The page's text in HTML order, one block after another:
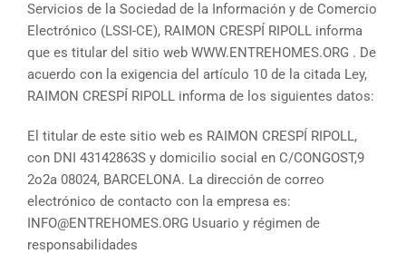
Servicios de la Sociedad de la Información y de Comercio
Electrónico (LSSI-CE), RAIMON CRESPÍ RIPOLL informa
que es titular del sitio web WWW.ENTREHOMES.ORG . De
acuerdo con la exigencia del artículo 10 de la citada Ley,
RAIMON CRESPÍ RIPOLL informa de los siguientes datos:
El titular de este sitio web es RAIMON CRESPÍ RIPOLL,
con DNI 43142863S y domicilio social en C/CONGOST,9
2o2a 08024, BARCELONA. La dirección de correo
electrónico de contacto con la empresa es:
INFO@ENTREHOMES.ORG Usuario y régimen de
responsabilidades